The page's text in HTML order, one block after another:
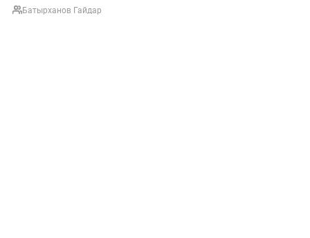
Батырханов Гайдар